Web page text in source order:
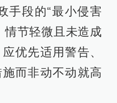
手段的“最小侵害
情节轻微且未造成
优先适用警告、
而非动不动就高